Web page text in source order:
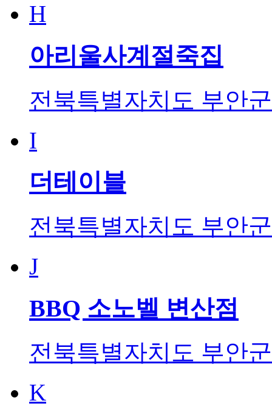
H
아리울사계절죽집
전북특별자치도 부안
I
더테이블
전북특별자치도 부안
J
BBQ 소노벨 변산점
전북특별자치도 부안
K